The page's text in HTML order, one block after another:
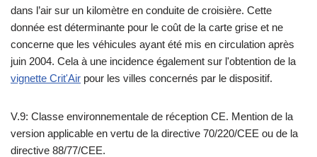
dans l’air sur un kilomètre en conduite de croisière. Cette
donnée est déterminante pour le coût de la carte grise et ne
concerne que les véhicules ayant été mis en circulation après
juin 2004. Cela à une incidence également sur l'obtention de la
vignette Crit'Air pour les villes concernés par le dispositif.
V.9: Classe environnementale de réception CE. Mention de la
version applicable en vertu de la directive 70/220/CEE ou de la
directive 88/77/CEE.